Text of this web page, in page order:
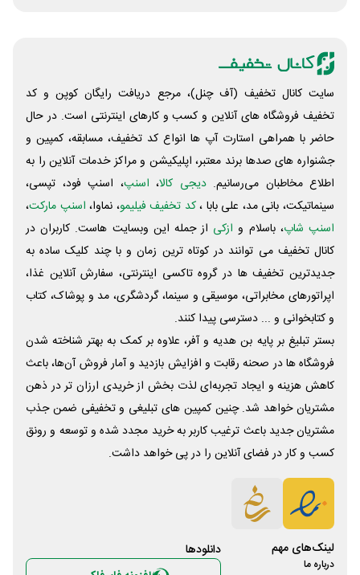
سایت کانال تخفیف (آف چنل)، مرجع دریافت رایگان کوپن و کد
تخفیف فروشگاه های آنلاین و کسب و‌ کارهای اینترنتی است. در حال
حاضر با همراهی استارت آپ ها انواع کد تخفیف، مسابقه، کمپین و
جشنواره های صدها برند معتبر، اپلیکیشن و مراکز خدمات آنلاین را به
اطلاع مخاطبان می‌رسانیم. دیجی کالا، اسنپ، اسنپ فود، تپسی،
سینماتیکت، بانی مد، علی‌ بابا ،کد تخفیف فیلیمو، نماوا، اسنپ مارکت،
اسنپ شاپ، باسلام و ازکی از جمله این وبسایت ‌هاست. کاربران در
کانال تخفیف می توانند در کوتاه ترین زمان و با چند کلیک ساده به
جدیدترین تخفیف ها در گروه تاکسی اینترنتی، سفارش آنلاین غذا،
اپراتورهای مخابراتی، موسیقی و سینما، گردشگری، مد و پوشاک، کتاب
و کتابخوانی و ... دسترسی پیدا کنند.
بستر تبلیغ بر پایه بن هدیه و آفر، علاوه بر کمک به بهتر شناخته شدن
فروشگاه ها در صحنه رقابت و افزایش بازدید و آمار فروش آن‌ها، باعث
کاهش هزینه و ایجاد تجربه‌ای لذت بخش از خریدی ارزان تر در ذهن
مشتریان خواهد شد. چنین کمپین های تبلیغی و تخفیفی ضمن جذب
مشتریان جدید باعث ترغیب کاربر به خرید مجدد شده و توسعه و رونق
کسب و کار در فضای آنلاین را در پی خواهد داشت.
لینک‌های مهم
درباره ما
دانلود‌ها